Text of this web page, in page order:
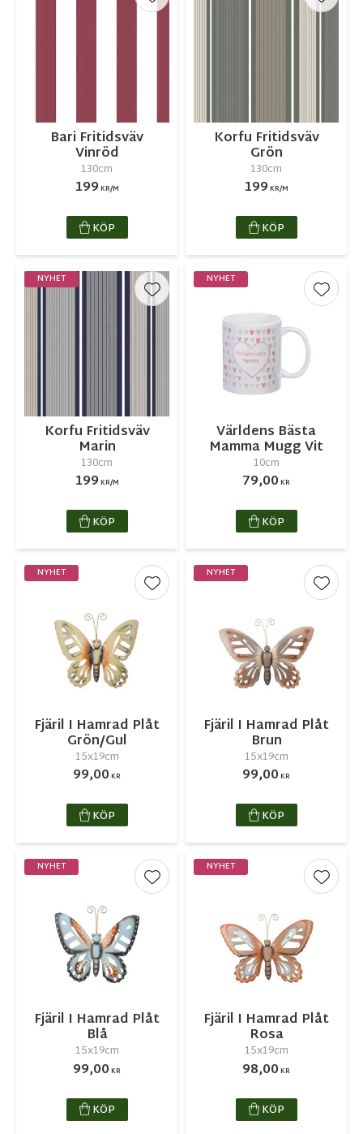
Bari Fritidsväv
Vinröd
130cm
199 KR/M
Lägg till i favoriter
KÖP
Korfu Fritidsväv
Grön
130cm
199 KR/M
Lägg
KÖP
Korfu Fritidsväv
Marin
130cm
199 KR/M
NYHET
Lägg till i favoriter
KÖP
Världens Bästa
Mamma Mugg Vit
10cm
79,00KR
NYHET
Lägg
KÖP
Fjäril I Hamrad Plåt
Grön/Gul
15x19cm
99,00KR
NYHET
Lägg till i favoriter
KÖP
Fjäril I Hamrad Plåt
Brun
15x19cm
99,00KR
NYHET
Lägg
KÖP
Fjäril I Hamrad Plåt
Blå
15x19cm
99,00KR
NYHET
Lägg till i favoriter
KÖP
Fjäril I Hamrad Plåt
Rosa
15x19cm
98,00KR
NYHET
Lägg
KÖP